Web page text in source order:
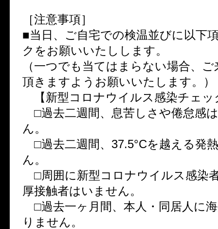
［注意事項］
■当日、ご自宅での検温並びに以下
クをお願いいたしします。
（一つでも当てはまらない場合、
頂きますようお願いいたします。）
【新型コロナウイルス感染チェッ
□過去二週間、息苦しさや倦怠感
ん。
□過去二週間、37.5°Cを越える発
ん。
□周囲に新型コロナウイルス感染
厚接触者はいません。
□過去一ヶ月間、本人・同居人に
りません。